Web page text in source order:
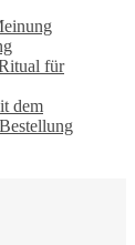
für
dem